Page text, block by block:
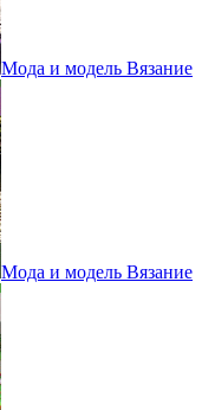
Мода и модель Вязание
Мода и модель Вязание